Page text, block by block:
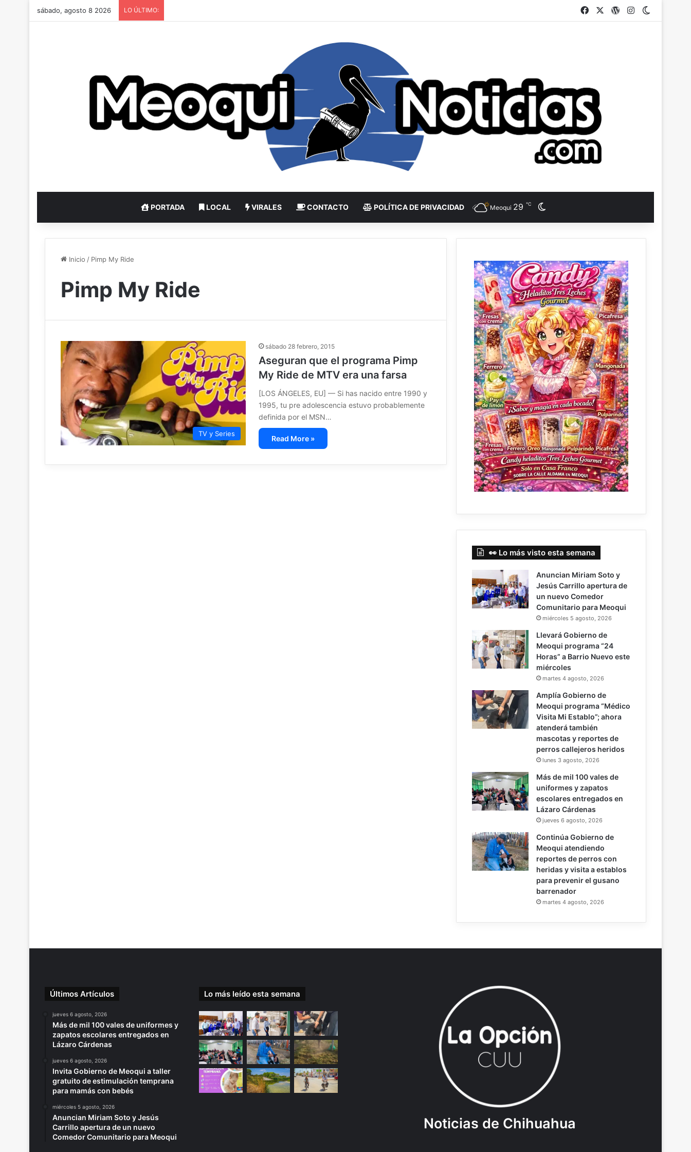
sábado, agosto 8 2026 LO ÚLTIMO: Facebook WordPress
Instagram
PORTADA LOCAL VIRALES CONTACTO POLÍTICA DE PRIVACIDAD Meoqui 29 ℃
Inicio / Pimp My Ride
Pimp My Ride
TV y Series
sábado 28 febrero, 2015
Aseguran que el programa Pimp
My Ride de MTV era una farsa
[LOS ÁNGELES, EU] — Si has nacido entre 1990 y
1995, tu pre adolescencia estuvo probablemente
definida por el MSN…
Read More »
👀 Lo más visto esta semana
Anuncian Miriam Soto y
Jesús Carrillo apertura de
un nuevo Comedor
Comunitario para Meoqui
miércoles 5 agosto, 2026
Llevará Gobierno de
Meoqui programa “24
Horas” a Barrio Nuevo este
miércoles
martes 4 agosto, 2026
Amplía Gobierno de
Meoqui programa “Médico
Visita Mi Establo”; ahora
atenderá también
mascotas y reportes de
perros callejeros heridos
lunes 3 agosto, 2026
Más de mil 100 vales de
uniformes y zapatos
escolares entregados en
Lázaro Cárdenas
jueves 6 agosto, 2026
Continúa Gobierno de
Meoqui atendiendo
reportes de perros con
heridas y visita a establos
para prevenir el gusano
barrenador
martes 4 agosto, 2026
Últimos Artículos
jueves 6 agosto, 2026
Más de mil 100 vales de uniformes y
zapatos escolares entregados en
Lázaro Cárdenas
jueves 6 agosto, 2026
Invita Gobierno de Meoqui a taller
gratuito de estimulación temprana
para mamás con bebés
miércoles 5 agosto, 2026
Anuncian Miriam Soto y Jesús
Carrillo apertura de un nuevo
Comedor Comunitario para Meoqui
Lo más leído esta semana
Noticias de Chihuahua